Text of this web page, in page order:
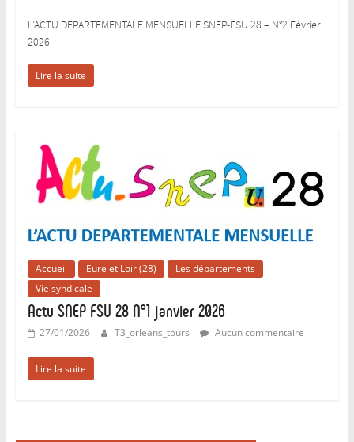
L’ACTU DEPARTEMENTALE MENSUELLE SNEP-FSU 28 – N°2 Février
2026
Lire la suite
Accueil Eure et Loir (28)
Les départements
Vie syndicale
Actu SNEP FSU 28 N°1 janvier 2026
27/01/2026 T3_orleans_tours Aucun commentaire
Lire la suite